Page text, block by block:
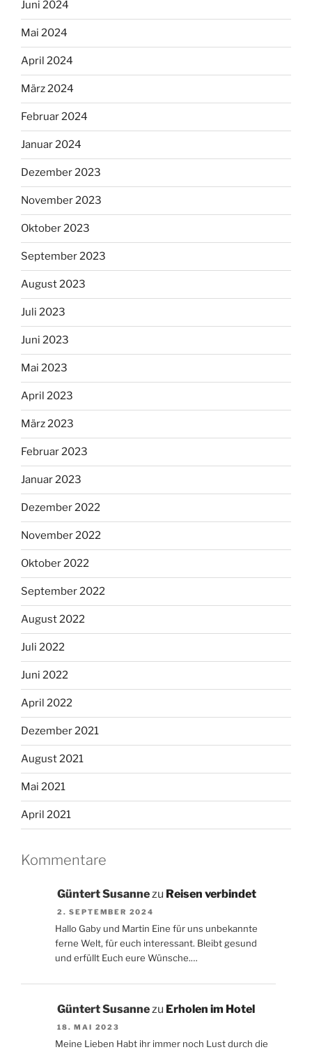
Juni 2024
Mai 2024
April 2024
März 2024
Februar 2024
Januar 2024
Dezember 2023
November 2023
Oktober 2023
September 2023
August 2023
Juli 2023
Juni 2023
Mai 2023
April 2023
März 2023
Februar 2023
Januar 2023
Dezember 2022
November 2022
Oktober 2022
September 2022
August 2022
Juli 2022
Juni 2022
April 2022
Dezember 2021
August 2021
Mai 2021
April 2021
Kommentare
Güntert Susannezu Reisen verbindet
2. SEPTEMBER 2024
Hallo Gaby und Martin Eine für uns unbekannte
ferne Welt, für euch interessant. Bleibt gesund
und erfüllt Euch eure Wünsche.…
Güntert Susanne zu Erholen im Hotel
18. MAI 2023
Meine Lieben Habt ihr immer noch Lust durch die